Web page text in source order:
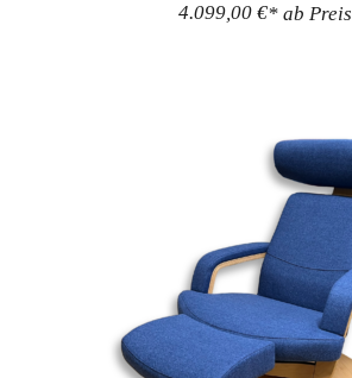
4.099,00 €* ab Preis